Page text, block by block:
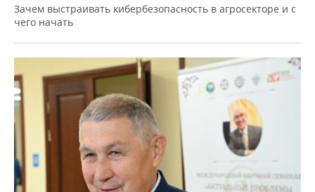
Зачем выстраивать кибербезопасность в агросекторе и с
чего начать